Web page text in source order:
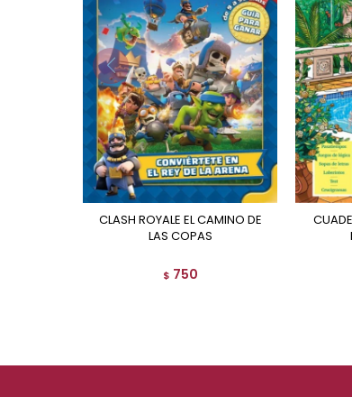
CLASH ROYALE EL CAMINO DE
LAS COPAS
$ 750
CUADERNO DE ACTIVIDADES